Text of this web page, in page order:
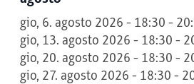
gio, 6. agosto 2026 - 18:30 -
gio, 13. agosto 2026 - 18:30 -
gio, 20. agosto 2026 - 18:30 -
gio, 27. agosto 2026 - 18:30 -